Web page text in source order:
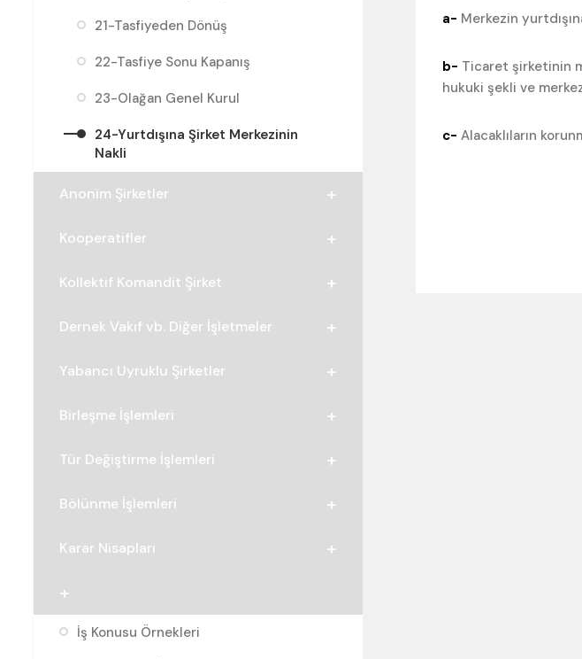
21-Tasfiyeden Dönüş
22-Tasfiye Sonu Kapanış
23-Olağan Genel Kurul
24-Yurtdışına Şirket Merkezinin
Nakli
Anonim Şirketler
Kooperatifler
Kollektif Komandit Şirket
Dernek Vakıf vb. Diğer İşletmeler
Yabancı Uyruklu Şirketler
Birleşme İşlemleri
Tür Değiştirme İşlemleri
Bölünme İşlemleri
Karar Nisapları
İş Konusu Örnekleri
a- Merkezin
b- Ticaret şirketinin
hukuki şekli ve
c- Alacaklıların